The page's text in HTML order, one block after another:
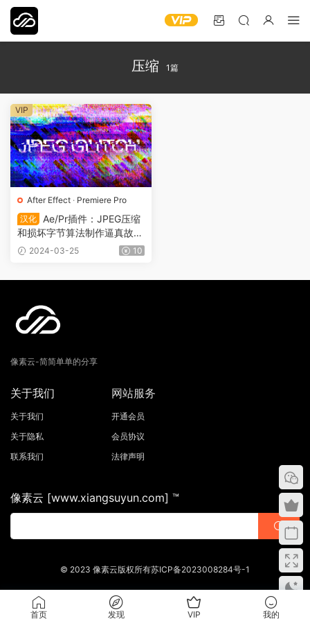
压缩 1篇
After Effect · Premiere Pro
汉化
Ae/Pr插件：JPEG压缩
和损坏字节算法制作逼真故障
效果JPEG Glitch Win 中文汉
2024-03-25 10
VIP
像素云-简简单单的分享
关于我们
关于我们
关于隐私
联系我们
网站服务
开通会员
会员协议
法律声明
像素云 [www.xiangsuyun.com] ™
© 2023 像素云版权所有苏ICP备2023008284号-1
首页 发现 VIP 我的